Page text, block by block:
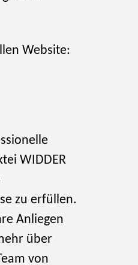
Website:
WIDDER
zu erfüllen.
Anliegen
über
von